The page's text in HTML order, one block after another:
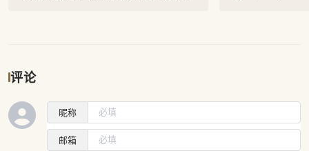
评论
昵称
邮箱